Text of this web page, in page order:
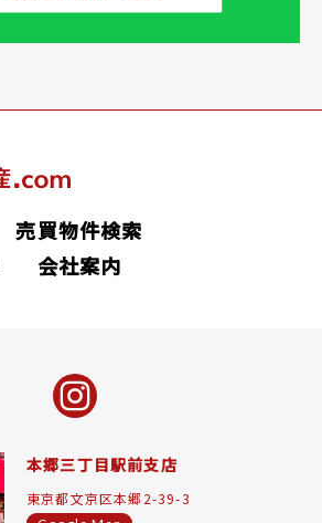
売買物件検索
会社案内
本郷三丁目駅前支店
東京都文京区本郷2-39-3